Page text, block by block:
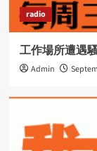
radio
工作場所遭遇
Admin